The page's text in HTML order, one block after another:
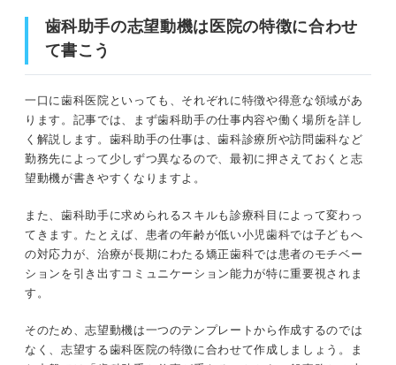
歯科助手の志望動機が思いつかないときの対処法
医院の理念を軸にする
アルバイト経験を軸にする
就活のプロに聞いてみた！ 歯科助手の志望動機を
医院の特徴に合わせよう！ 歯科助手の志望動機の
構成
③歯科助手としてどのように活躍したいか
歯科助手の志望動機は医院の特徴に合わせ
て書こう
一口に歯科医院といっても、それぞれに特徴や得意な領域があ
ります。記事では、まず歯科助手の仕事内容や働く場所を詳し
く解説します。歯科助手の仕事は、歯科診療所や訪問歯科など
勤務先によって少しずつ異なるので、最初に押さえておくと志
望動機が書きやすくなりますよ。
また、歯科助手に求められるスキルも診療科目によって変わっ
てきます。たとえば、患者の年齢が低い小児歯科では子どもへ
の対応力が、治療が長期にわたる矯正歯科では患者のモチベー
ションを引き出すコミュニケーション能力が特に重要視されま
す。
そのため、志望動機は一つのテンプレートから作成するのでは
なく、志望する歯科医院の特徴に合わせて作成しましょう。ま
歯科助手の勤務先は2パターンに分かれる
歯科診療所
訪問歯科
歯科助手のおもな5つの仕事内容
①受付・会計
②患者の誘導・サポート
③歯科医師および歯科衛生士の補助
⑤レセプトの作成と処理